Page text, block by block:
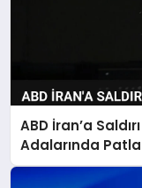
ABD İran’a
Adalarında